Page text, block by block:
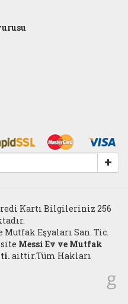
Kartı Bilgileriniz 256
Mutfak Eşyaları San. Tic.
Messi Ev ve Mutfak
aittir.Tüm Hakları